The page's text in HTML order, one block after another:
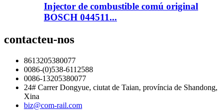
Injector de combustible comú original
BOSCH 044511...
contacteu-nos
8613205380077
0086-(0)538-6112588
0086-13205380077
24# Carrer Dongyue, ciutat de Taian, província de Shandong,
Xina
biz@com-rail.com